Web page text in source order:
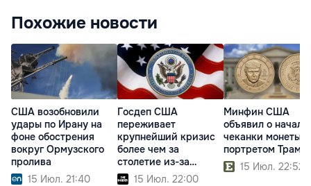
Похожие новости
США возобновили
удары по Ирану на
фоне обострения
вокруг Ормузского
пролива
15 Июл. 21:40
Госдеп США
переживает
крупнейший кризис
более чем за
столетие из-за
реформ Трампа
15 Июл. 22:00
Минфин США
объявил о начале
чеканки монеты с
портретом
15 Июл. 22:52